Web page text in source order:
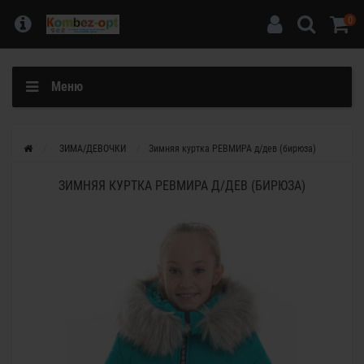
0
Меню
ЗИМА/ДЕВОЧКИ Зимняя куртка РЕВМИРА д/дев (бирюза)
ЗИМНЯЯ КУРТКА РЕВМИРА Д/ДЕВ (БИРЮЗА)